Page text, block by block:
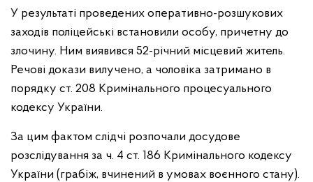
У результаті проведених оперативно-розшукових
заходів поліцейські встановили особу, причетну до
злочину. Ним виявився 52-річний місцевий житель.
Речові докази вилучено, а чоловіка затримано в
порядку ст. 208 Кримінального процесуального
кодексу України.
За цим фактом слідчі розпочали досудове
розслідування за ч. 4 ст. 186 Кримінального кодексу
України (грабіж, вчинений в умовах воєнного стану).